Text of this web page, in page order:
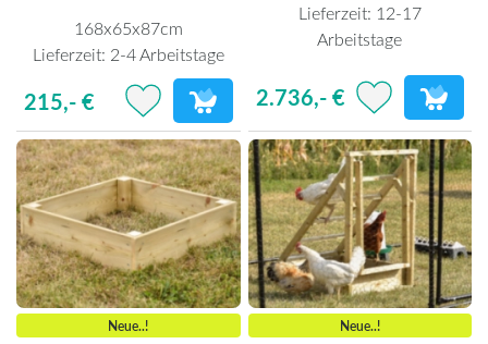
168x65x87cm
Lieferzeit: 2-4 Arbeitstage
215,- €
Lieferzeit: 12-17
Arbeitstage
2.736,- €
Neue..! Neue..!